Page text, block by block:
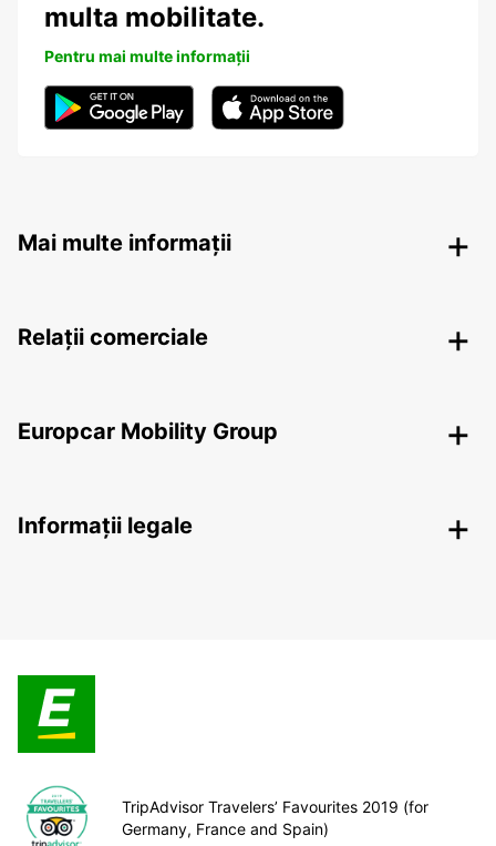
multa mobilitate.
Pentru mai multe informații
Mai multe informații
Relații comerciale
Europcar Mobility Group
Informații legale
TripAdvisor Travelers’ Favourites 2019 (for
Germany, France and Spain)